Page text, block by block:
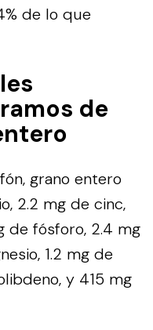
de lo que
de
grano entero
2.2 mg de cinc,
de fósforo, 2.4 mg
1.2 mg de
y 415 mg